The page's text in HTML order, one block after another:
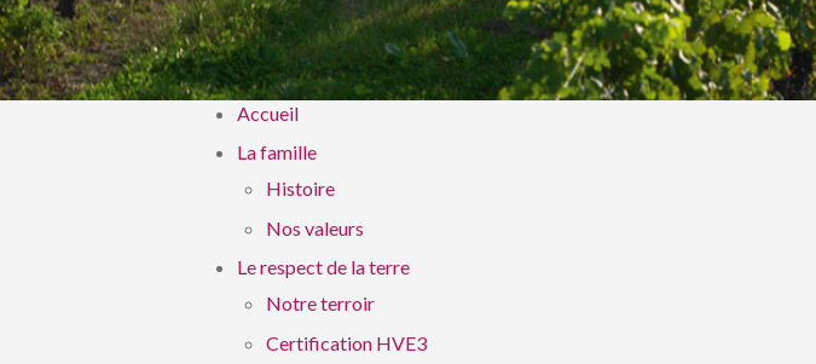
Accueil
La famille
Histoire
Nos valeurs
Le respect de la terre
Notre terroir
Certification HVE3